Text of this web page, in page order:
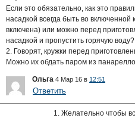
Если это обязательно, как это
насадкой всегда быть во
включена) или можно перед
насадкой и пропустить горячую воду?
2. Говорят, кружки перед
Можно их обдать паром из
Ольга 4 Мар 16 в 12:51
Ответить
1. Желательно чтобы